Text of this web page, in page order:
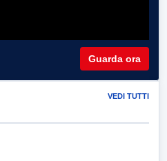
Guarda ora
VEDI TUTTI